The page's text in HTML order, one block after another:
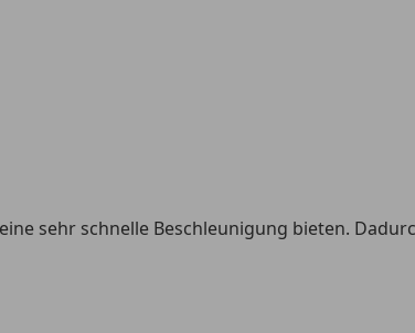
sehr schnelle Beschleunigung bieten.